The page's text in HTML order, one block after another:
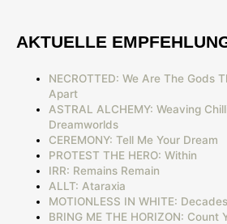
AKTUELLE
NECROTTED: We Are The Gods
Apart
ASTRAL ALCHEMY: Weaving
Dreamworlds
CEREMONY: Tell Me Your Dream
PROTEST THE HERO: Within
IRR: Remains Remain
ALLT: Ataraxia
MOTIONLESS IN WHITE: Decades
BRING ME THE HORIZON: Count